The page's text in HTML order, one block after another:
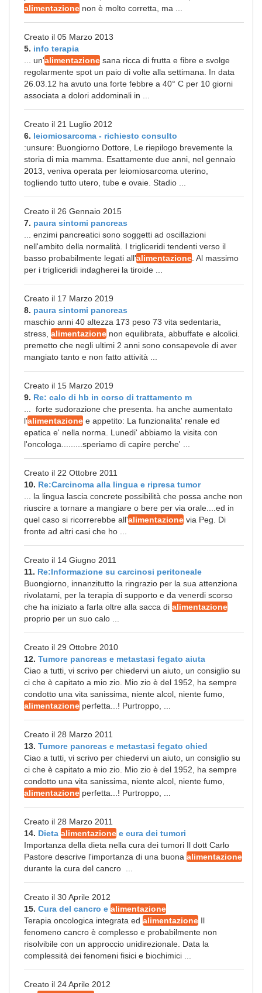
alimentazione non è molto corretta, ma ...
Creato il 05 Marzo 2013
5. info terapia
... un'alimentazione sana ricca di frutta e fibre e svolge
regolarmente spot un paio di volte alla settimana. In data
26.03.12 ha avuto una forte febbre a 40° C per 10 giorni
associata a dolori addominali in ...
Creato il 21 Luglio 2012
6. leiomiosarcoma - richiesto consulto
:unsure: Buongiorno Dottore, Le riepilogo brevemente la
storia di mia mamma. Esattamente due anni, nel gennaio
2013, veniva operata per leiomiosarcoma uterino,
togliendo tutto utero, tube e ovaie. Stadio ...
Creato il 26 Gennaio 2015
7. paura sintomi pancreas
... enzimi pancreatici sono soggetti ad oscillazioni
nell'ambito della normalità. I trigliceridi tendenti verso il
basso probabilmente legati all'alimentazione . Al massimo
per i trigliceridi indagherei la tiroide ...
Creato il 17 Marzo 2019
8. paura sintomi pancreas
maschio anni 40 altezza 173 peso 73 vita sedentaria,
stress, alimentazione non equilibrata, abbuffate e alcolici.
premetto che negli ultimi 2 anni sono consapevole di aver
mangiato tanto e non fatto attività ...
Creato il 15 Marzo 2019
9. Re: calo di hb in corso di trattamento m
... forte sudorazione che presenta. ha anche aumentato
l'alimentazione e appetito: La funzionalita' renale ed
epatica e' nella norma. Lunedi' abbiamo la visita con
l'oncologa.........speriamo di capire perche' ...
Creato il 22 Ottobre 2011
10. Re:Carcinoma alla lingua e ripresa tumor
... la lingua lascia concrete possibilità che possa anche non
riuscire a tornare a mangiare o bere per via orale....ed in
quel caso si ricorrerebbe all'alimentazione via Peg. Di
fronte ad altri casi che ho ...
Creato il 14 Giugno 2011
11. Re:Informazione su carcinosi peritoneale
Buongiorno, innanzitutto la ringrazio per la sua attenziona
rivolatami, per la terapia di supporto e da venerdi scorso
che ha iniziato a farla oltre alla sacca di alimentazione
proprio per un suo calo ...
Creato il 29 Ottobre 2010
12. Tumore pancreas e metastasi fegato aiuta
Ciao a tutti, vi scrivo per chiedervi un aiuto, un consiglio su
ci che è capitato a mio zio. Mio zio è del 1952, ha sempre
condotto una vita sanissima, niente alcol, niente fumo,
alimentazione perfetta...! Purtroppo, ...
Creato il 28 Marzo 2011
13. Tumore pancreas e metastasi fegato chied
Ciao a tutti, vi scrivo per chiedervi un aiuto, un consiglio su
ci che è capitato a mio zio. Mio zio è del 1952, ha sempre
condotto una vita sanissima, niente alcol, niente fumo,
alimentazione perfetta...! Purtroppo, ...
Creato il 28 Marzo 2011
14. Dieta alimentazione e cura dei tumori
Importanza della dieta nella cura dei tumori Il dott Carlo
Pastore descrive l'importanza di una buona alimentazione
durante la cura del cancro ...
Creato il 30 Aprile 2012
15. Cura del cancro e alimentazione
Terapia oncologica integrata ed alimentazione Il
fenomeno cancro è complesso e probabilmente non
risolvibile con un approccio unidirezionale. Data la
complessità dei fenomeni fisici e biochimici ...
Creato il 24 Aprile 2012